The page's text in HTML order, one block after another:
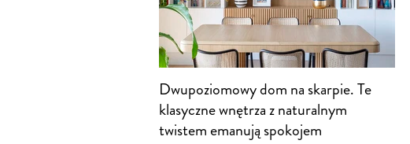
Dwupoziomowy dom na skarpie. Te
klasyczne wnętrza z naturalnym
twistem emanują spokojem